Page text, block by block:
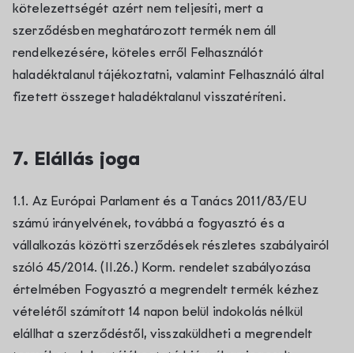
kötelezettségét azért nem teljesíti, mert a
szerződésben meghatározott termék nem áll
rendelkezésére, köteles erről Felhasználót
haladéktalanul tájékoztatni, valamint Felhasználó által
fizetett összeget haladéktalanul visszatéríteni.
7. Elállás joga
1.1. Az Európai Parlament és a Tanács 2011/83/EU
számú irányelvének, továbbá a fogyasztó és a
vállalkozás közötti szerződések részletes szabályairól
szóló 45/2014. (II.26.) Korm. rendelet szabályozása
értelmében Fogyasztó a megrendelt termék kézhez
vételétől számított 14 napon belül indokolás nélkül
elállhat a szerződéstől, visszaküldheti a megrendelt